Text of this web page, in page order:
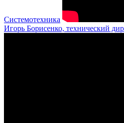
Системотехника
Игорь Борисенко, технический